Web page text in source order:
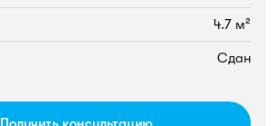
4.7 м²
Сдан